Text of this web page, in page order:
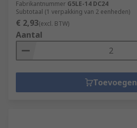
Fabrikantnummer G5LE-14 DC24
Subtotaal (1 verpakking van 2 eenheden)
€ 2,93(excl. BTW)
Aantal
Toevoegen